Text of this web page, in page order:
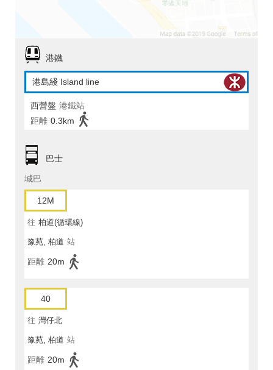
港鐵
港島綫 Island line
西營盤 港鐵站
距離 0.3km
巴士
城巴
12M
往 柏道(循環線)
豫苑, 柏道 站
距離 20m
40
往 灣仔北
豫苑, 柏道 站
距離 20m